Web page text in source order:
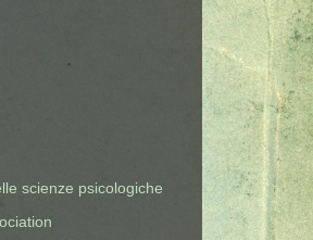
scienze psicologiche